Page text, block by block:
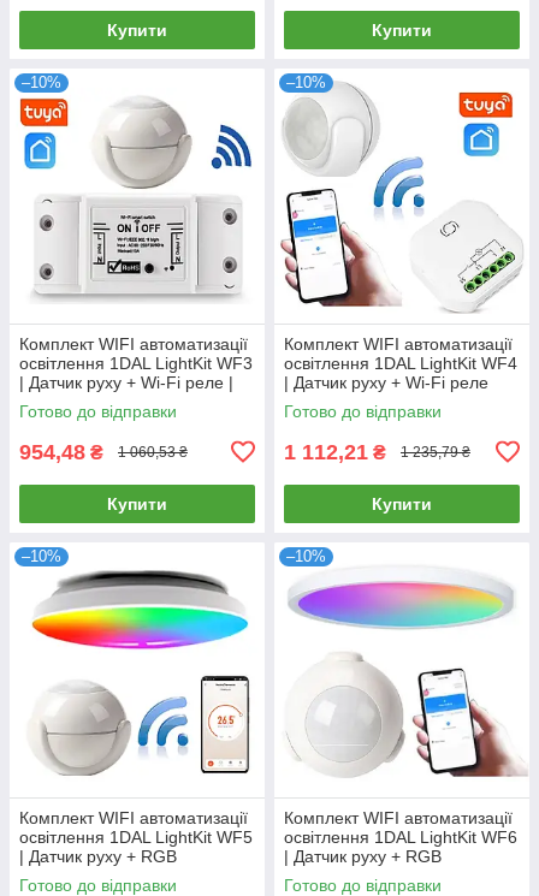
Купити Купити
–10%
Комплект WIFI автоматизації
освітлення 1DAL LightKit WF3
| Датчик руху + Wi-Fi реле |
APP "Tuya Smart"
Готово до відправки
954,48 ₴ 1 060,53 ₴
Купити
–10%
Комплект WIFI автоматизації
освітлення 1DAL LightKit WF4
| Датчик руху + Wi-Fi реле
освітлення | APP "Tuya"
Готово до відправки
1 112,21 ₴ 1 235,79 ₴
Купити
–10%
Комплект WIFI автоматизації
освітлення 1DAL LightKit WF5
| Датчик руху + RGB
світильник 24 W | APP "Tuya"
Готово до відправки
–10%
Комплект WIFI автоматизації
освітлення 1DAL LightKit WF6
| Датчик руху + RGB
світильник 6 W | APP "Tuya"
Готово до відправки